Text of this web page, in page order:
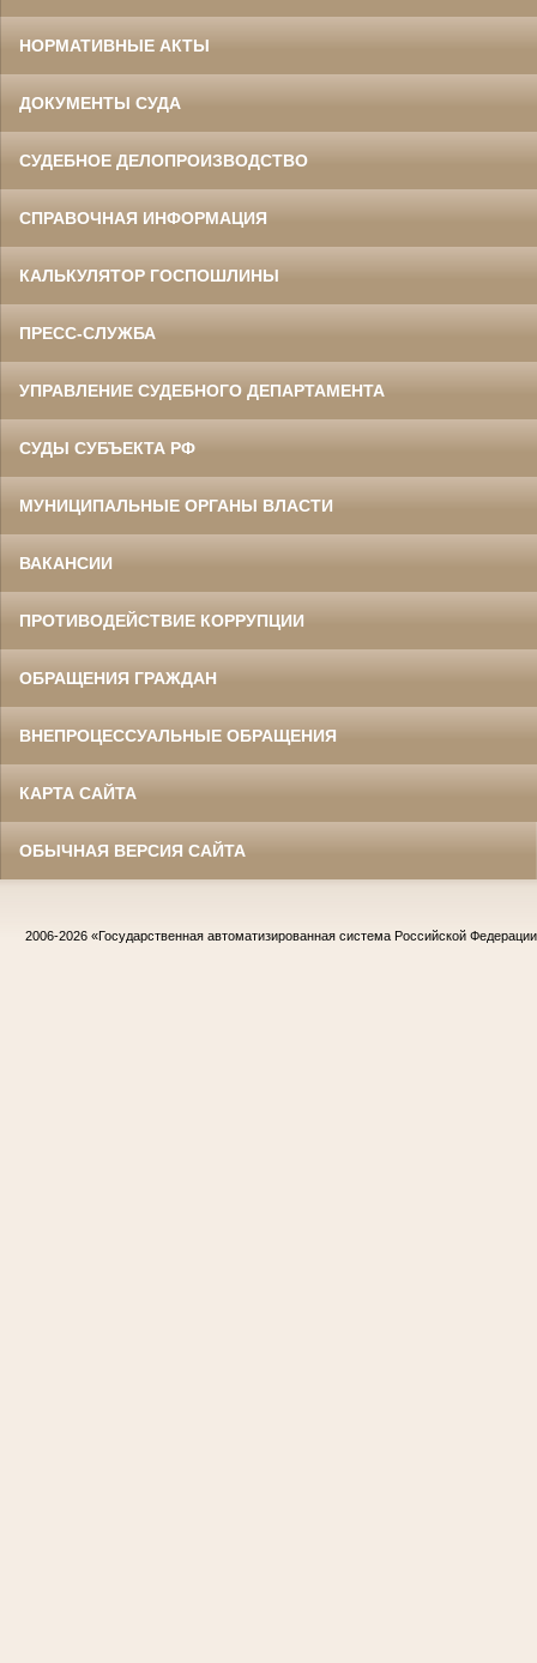
НОРМАТИВНЫЕ АКТЫ
ДОКУМЕНТЫ СУДА
СУДЕБНОЕ ДЕЛОПРОИЗВОДСТВО
СПРАВОЧНАЯ ИНФОРМАЦИЯ
КАЛЬКУЛЯТОР ГОСПОШЛИНЫ
ПРЕСС-СЛУЖБА
УПРАВЛЕНИЕ СУДЕБНОГО ДЕПАРТАМЕНТА
СУДЫ СУБЪЕКТА РФ
МУНИЦИПАЛЬНЫЕ ОРГАНЫ ВЛАСТИ
ВАКАНСИИ
ПРОТИВОДЕЙСТВИЕ КОРРУПЦИИ
ОБРАЩЕНИЯ ГРАЖДАН
ВНЕПРОЦЕССУАЛЬНЫЕ ОБРАЩЕНИЯ
КАРТА САЙТА
ОБЫЧНАЯ ВЕРСИЯ САЙТА
2006-2026 «Государственная автоматизированная система Российской